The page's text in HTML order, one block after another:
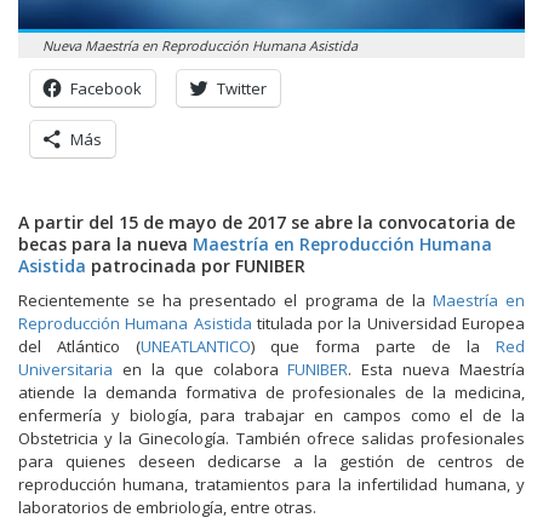
Nueva Maestría en Reproducción Humana Asistida
Facebook Twitter
Más
A partir del 15 de mayo de 2017 se abre la convocatoria de
becas para la nueva Maestría en Reproducción Humana
Asistida patrocinada por FUNIBER
Recientemente se ha presentado el programa de la Maestría en
Reproducción Humana Asistida titulada por la Universidad Europea
del Atlántico (UNEATLANTICO) que forma parte de la Red
Universitaria en la que colaboraFUNIBER. Esta nueva Maestría
atiende la demanda formativa de profesionales de la medicina,
enfermería y biología, para trabajar en campos como el de la
Obstetricia y la Ginecología. También ofrece salidas profesionales
para quienes deseen dedicarse a la gestión de centros de
reproducción humana, tratamientos para la infertilidad humana, y
laboratorios de embriología, entre otras.